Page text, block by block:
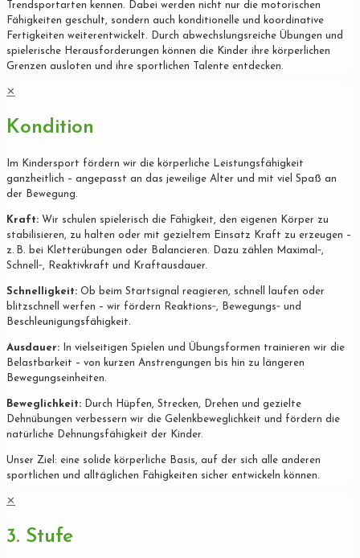
Trendsportarten kennen. Dabei werden nicht nur die motorischen
Fähigkeiten geschult, sondern auch konditionelle und koordinative
Fertigkeiten weiterentwickelt. Durch abwechslungsreiche Übungen und
spielerische Herausforderungen können die Kinder ihre körperlichen
Grenzen ausloten und ihre sportlichen Talente entdecken.
✕
Kondition
Im Kindersport fördern wir die körperliche Leistungsfähigkeit
ganzheitlich – angepasst an das jeweilige Alter und mit viel Spaß an
der Bewegung.
Kraft: Wir schulen spielerisch die Fähigkeit, den eigenen Körper zu
stabilisieren, zu halten oder mit gezieltem Einsatz Kraft zu erzeugen –
z. B. bei Kletterübungen oder Balancieren. Dazu zählen Maximal‐,
Schnell‐, Reaktivkraft und Kraftausdauer.
Schnelligkeit: Ob beim Startsignal reagieren, schnell laufen oder
blitzschnell werfen – wir fördern Reaktions‐, Bewegungs‐ und
Beschleunigungsfähigkeit.
Ausdauer: In vielseitigen Spielen und Übungsformen trainieren wir die
Belastbarkeit – von kurzen Anstrengungen bis hin zu längeren
Bewegungseinheiten.
Beweglichkeit: Durch Hüpfen, Strecken, Drehen und gezielte
Dehnübungen verbessern wir die Gelenkbeweglichkeit und fördern die
natürliche Dehnungsfähigkeit der Kinder.
Unser Ziel: eine solide körperliche Basis, auf der sich alle anderen
sportlichen und alltäglichen Fähigkeiten sicher entwickeln können.
✕
3. Stufe